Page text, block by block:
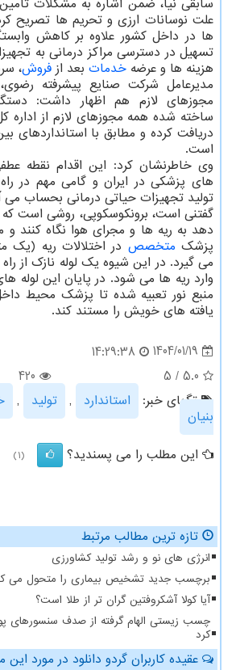
سابقی نیا، ضمن اشاره به مشکلات
علت نوسانات ارزی و تحریم ها تصریح
ها در داخل کشور علاوه بر کاهش
تسهیل در دسترسی مراکز درمانی به
هزینه ها و عرضه خدمات بعد از فروش،
مدیرعامل شرکت صنایع پیشرفته
مجوزهای لازم هم اظهار داشت:
ساخته شده همه مجوزهای لازم از اداره
دریافت کرده و مطابق با استانداردهای
است.
وی خاطرنشان کرد: این اقدام نقطه
های پزشکی در ایران و گامی مهم در
تولید تجهیزات حیاتی درمانی بحساب می
گفتنی است، برونکوسکوپی، روشی است
دهد به ریه ها و مجرای هوا نگاه کنند
پزشک متخصص در اختلالات ریه
می گیرد. در این شیوه یک لوله نازک از
وارد ریه ها می شود. در پایان این لوله
منبع نور تعبیه شده تا پزشک محیط داخل
یافته های خویش را مستند کند.
1404/01/19
14:29:38
5.0
/
5
420
تگهای خبر:
استاندارد , تولید ,
بنیان
این مطلب را می پسندید؟
(1)
تازه ترین مطالب مرتبط
انرژی های نو و رشد تولید کشاورزی
برچسب جدید تشخیص بیماری را متحول می
آیا کولا آشکروفتین گران تر از طلا است؟
چسب زیستی الهام گرفته از صدف سنسورهای
کرد
عقیده کاربران گردو دانلود در مورد